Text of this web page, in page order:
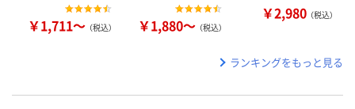
￥1,711～ （税込） ￥1,880～ （税込）
￥2,980 （税込）
ランキングをもっと見る